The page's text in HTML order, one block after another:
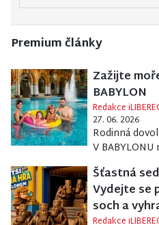
Premium články
Zažijte
BABYLON
Redakce
27. 06. 2026
Rodinná
V BABYLONU
Šťastná
Vydejte se
soch a
Redakce